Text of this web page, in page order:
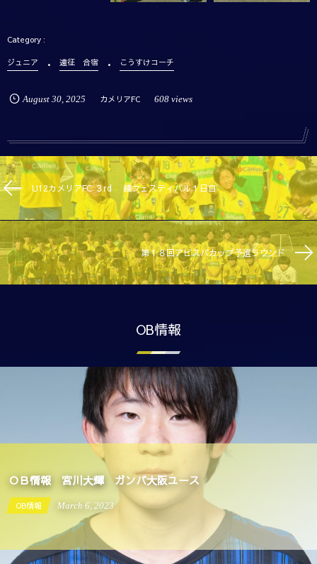
ジュニア 遠征 合宿 こうすけコーチ
August 30, 2025 カメリアFC 608 views
U12カメリアFC ３rd 綾フェスティバル１日目
第１８回アビスパカップ予選ラウンド
OB情報
OB情報 宮川大輝 ガンバ大阪ユース
OB情報 September 19